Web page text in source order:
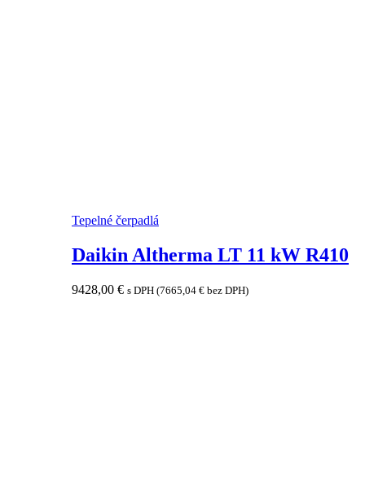
Tepelné čerpadlá
Daikin Altherma LT 11 kW R410
9428,00 € s DPH (7665,04 € bez DPH)